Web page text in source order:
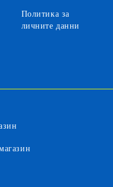
Политика за
личните данни